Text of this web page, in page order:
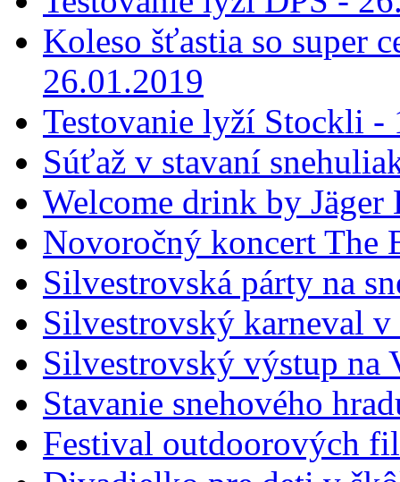
Koleso šťastia so super
26.01.2019
Testovanie lyží Stockli -
Súťaž v stavaní
Welcome drink by Jäger
Novoročný koncert The
Silvestrovská párty na
Silvestrovský karneval
Silvestrovský výstup na
Stavanie snehového
Festival outdoorových